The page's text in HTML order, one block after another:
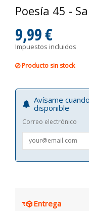
Poesía 45 -
9,99 €
Impuestos incluidos
Producto sin stock
Avísame
disponible
Correo electrónico
Entrega